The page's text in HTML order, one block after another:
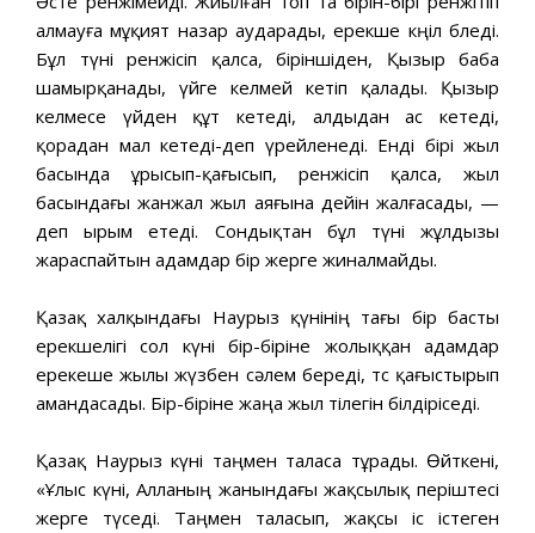
алмауға мұқият назар аударады, ерекше көңіл бөледі.
Бұл түні ренжісіп қалса, біріншіден, Қызыр баба
шамырқанады, үйге келмей кетіп қалады. Қызыр
келмесе үйден құт кетеді, алдыдан ас кетеді,
қорадан мал кетеді-деп үрейленеді. Енді бірі жыл
басында ұрысып-қағысып, ренжісіп қалса, жыл
басындағы жанжал жыл аяғына дейін жалғасады, —
деп ырым етеді. Сондықтан бұл түні жұлдызы
жараспайтын адамдар бір жерге жиналмайды.
Қазақ халқындағы Наурыз қүнінің тағы бір басты
ерекшелігі сол күні бір-біріне жолыққан адамдар
ерекеше жылы жүзбен сәлем береді, төс қағыстырып
амандасады. Бір-біріне жаңа жыл тілегін білдіріседі.
Қазақ Наурыз күні таңмен таласа тұрады. Өйткені,
«Ұлыс күні, Алланың жанындағы жақсылық періштесі
жерге түседі. Таңмен таласып, жақсы іс істеген